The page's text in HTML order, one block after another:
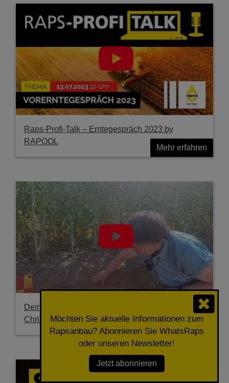
Raps-Profi-Talk – Erntegespräch 2023 by
RAPOOL
Mehr erfahren
Deinen Boden besser verstehen - Prof. Dr.
Christel Baum, Universität Rostock
Mehr erfahren
Möchten Sie aktuelle Informationen zum
Rapsanbau? Abonnieren Sie WhatsRaps
oder unseren Newsletter!
Jetzt abonnieren